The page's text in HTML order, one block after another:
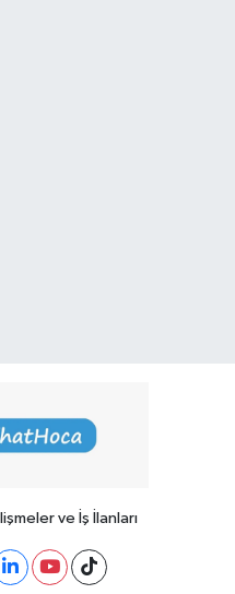
ve İş İlanları